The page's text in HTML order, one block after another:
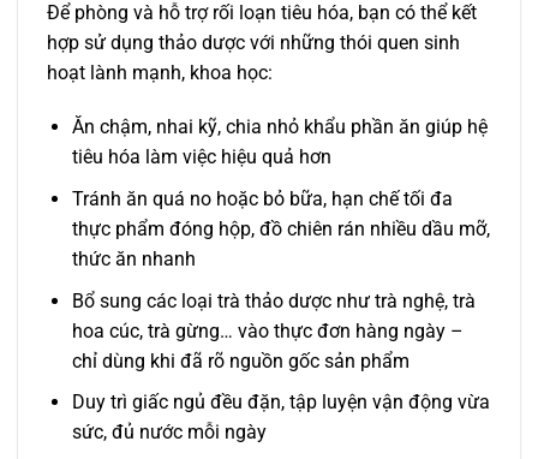
Để phòng và hỗ trợ rối loạn tiêu hóa, bạn có thể kết
hợp sử dụng thảo dược với những thói quen sinh
hoạt lành mạnh, khoa học:
Ăn chậm, nhai kỹ, chia nhỏ khẩu phần ăn giúp hệ
tiêu hóa làm việc hiệu quả hơn
Tránh ăn quá no hoặc bỏ bữa, hạn chế tối đa
thực phẩm đóng hộp, đồ chiên rán nhiều dầu mỡ,
thức ăn nhanh
Bổ sung các loại trà thảo dược như trà nghệ, trà
hoa cúc, trà gừng… vào thực đơn hàng ngày –
chỉ dùng khi đã rõ nguồn gốc sản phẩm
Duy trì giấc ngủ đều đặn, tập luyện vận động vừa
sức, đủ nước mỗi ngày